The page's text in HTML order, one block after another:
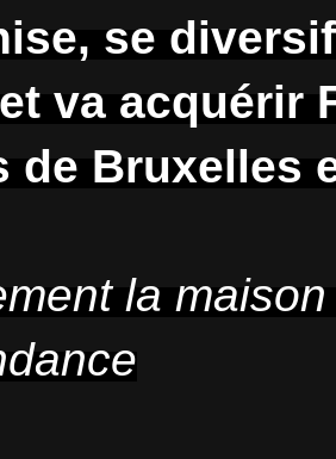
se
va acquérir
de Bruxelles
la